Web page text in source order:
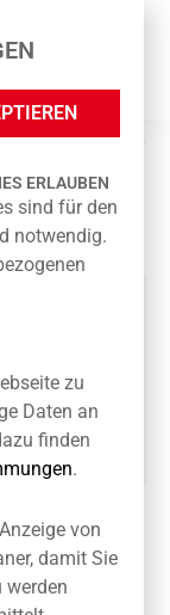
ERLAUBEN
sind für den
notwendig.
zu
Daten an
finden
.
von
damit Sie
werden